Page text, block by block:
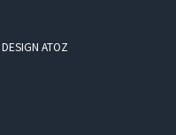
DESIGN ATOZ